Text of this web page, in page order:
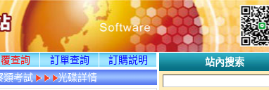
查詢 訂單查詢
訂購説明
類考試 光碟詳情
站內搜索